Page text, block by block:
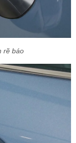
rẽ báo